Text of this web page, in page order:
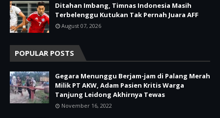
Ditahan Imbang, Timnas Indonesia Masih
Terbelenggu Kutukan Tak Pernah Juara AFF
August 07, 2026
POPULAR POSTS
Gegara Menunggu Berjam-jam di Palang Merah
Milik PT AKW, Adam Pasien Kritis Warga
Tanjung Leidong Akhirnya Tewas
November 16, 2022